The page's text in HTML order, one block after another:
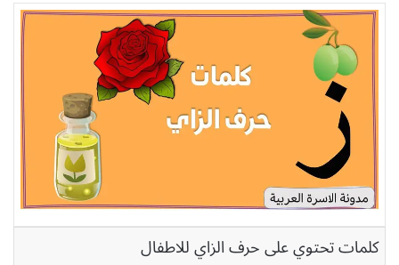
كلمات تحتوي على حرف الزاي للاطفال